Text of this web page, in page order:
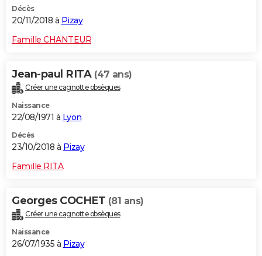
Décès
20/11/2018 à Pizay
Famille CHANTEUR
Jean-paul RITA (47 ans)
Créer une cagnotte obsèques
Naissance
22/08/1971 à Lyon
Décès
23/10/2018 à Pizay
Famille RITA
Georges COCHET (81 ans)
Créer une cagnotte obsèques
Naissance
26/07/1935 à Pizay